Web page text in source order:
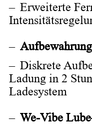
Erweiterte
Diskrete
Ladung in 2
Ladesystem
We-Vibe